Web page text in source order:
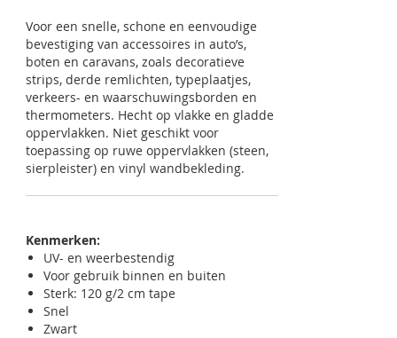
Voor een snelle, schone en eenvoudige
bevestiging van accessoires in auto’s,
boten en caravans, zoals decoratieve
strips, derde remlichten, typeplaatjes,
verkeers- en waarschuwingsborden en
thermometers. Hecht op vlakke en gladde
oppervlakken. Niet geschikt voor
toepassing op ruwe oppervlakken (steen,
sierpleister) en vinyl wandbekleding.
Kenmerken:
UV- en weerbestendig
Voor gebruik binnen en buiten
Sterk: 120 g/2 cm tape
Snel
Zwart